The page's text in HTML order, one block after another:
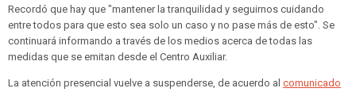
Recordó que hay que "mantener la tranquilidad y seguirnos cuidando
entre todos para que esto sea solo un caso y no pase más de esto". Se
continuará informando a través de los medios acerca de todas las
medidas que se emitan desde el Centro Auxiliar.
La atención presencial vuelve a suspenderse, de acuerdo al comunicado